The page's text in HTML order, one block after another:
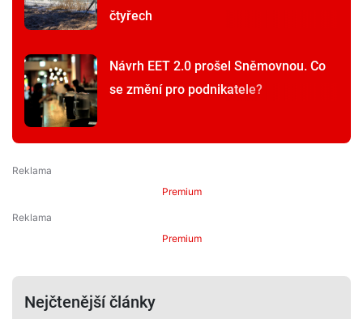
čtyřech
Návrh EET 2.0 prošel Sněmovnou. Co
se změní pro podnikatele?
Premium
Premium
Nejčtenější články